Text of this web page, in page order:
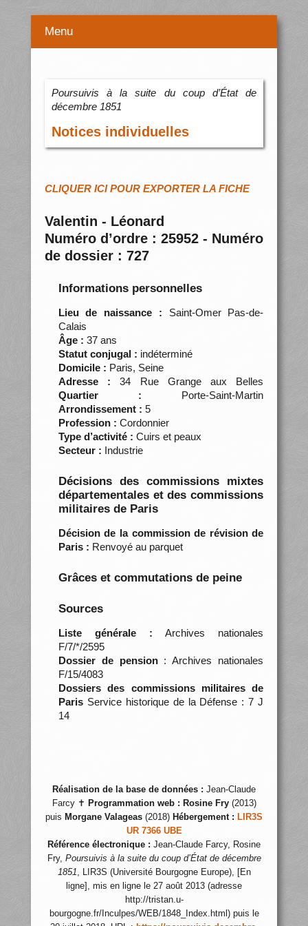
Menu
Poursuivis à la suite du coup d’État de
décembre 1851
Notices individuelles
CLIQUER ICI POUR EXPORTER LA FICHE
Valentin - Léonard
Numéro d’ordre : 25952 - Numéro
de dossier : 727
Informations personnelles
Lieu de naissance : Saint-Omer Pas-de-
Calais
Âge : 37 ans
Statut conjugal : indéterminé
Domicile : Paris, Seine
Adresse : 34 Rue Grange aux Belles
Quartier : Porte-Saint-Martin
Arrondissement : 5
Profession : Cordonnier
Type d’activité : Cuirs et peaux
Secteur : Industrie
Décisions des commissions mixtes
départementales et des commissions
militaires de Paris
Décision de la commission de révision de
Paris : Renvoyé au parquet
Grâces et commutations de peine
Sources
Liste générale : Archives nationales
F/7/*/2595
Dossier de pension: Archives nationales
F/15/4083
Dossiers des commissions militaires de
ParisService historique de la Défense : 7 J
14
Réalisation de la base de données : Jean-Claude
Farcy ✝ Programmation web : Rosine Fry(2013)
puis Morgane Valageas (2018) Hébergement : LIR3S
UR 7366 UBE
Référence électronique : Jean-Claude Farcy, Rosine
Fry, Poursuivis à la suite du coup d’État de décembre
1851, LIR3S (Université Bourgogne Europe), [En
ligne], mis en ligne le 27 août 2013 (adresse
http://tristan.u-
bourgogne.fr/Inculpes/WEB/1848_Index.html) puis le